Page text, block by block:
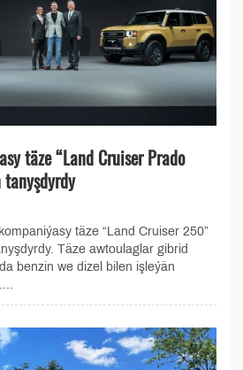
täze “Land Cruiser Prado
täze “Land Cruiser 250”
Täze awtoulaglar gibrid
benzin we dizel bilen işleýän